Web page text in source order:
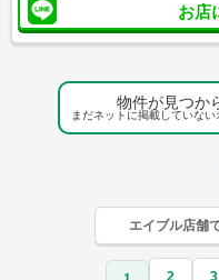
お店
物件が見つか
まだネットに掲載していな
エイブル店舗
2 3